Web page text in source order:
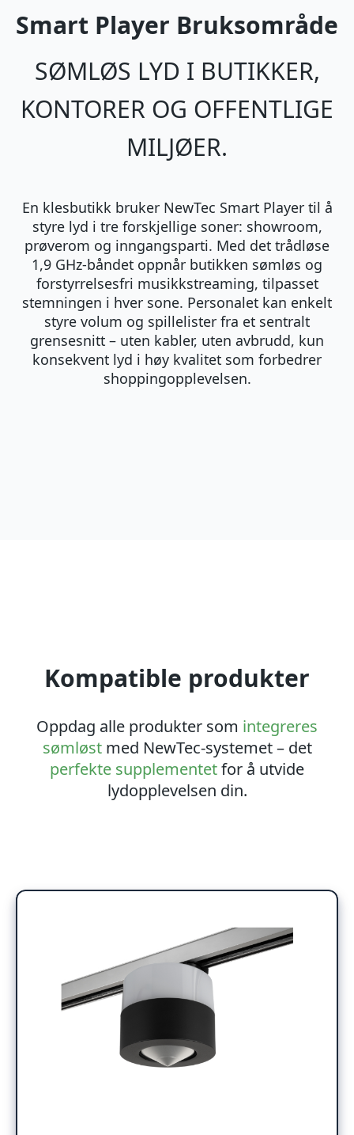
Smart Player Bruksområde
SØMLØS LYD I BUTIKKER,
KONTORER OG OFFENTLIGE
MILJØER.
En klesbutikk bruker NewTec Smart Player til å
styre lyd i tre forskjellige soner: showroom,
prøverom og inngangsparti. Med det trådløse
1,9 GHz-båndet oppnår butikken sømløs og
forstyrrelsesfri musikkstreaming, tilpasset
stemningen i hver sone. Personalet kan enkelt
styre volum og spillelister fra et sentralt
grensesnitt – uten kabler, uten avbrudd, kun
konsekvent lyd i høy kvalitet som forbedrer
shoppingopplevelsen.
Kompatible produkter
Oppdag alle produkter som integreres
sømløstmed NewTec-systemet – det
perfekte supplementetfor å utvide
lydopplevelsen din.